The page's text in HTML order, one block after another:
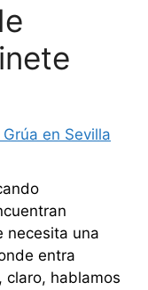
en Sevilla
necesita una
entra
claro, hablamos